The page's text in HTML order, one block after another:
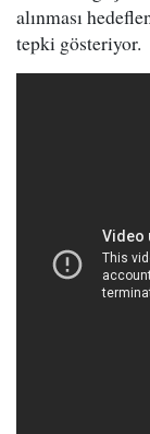
alınması
tepki gösteriyor.